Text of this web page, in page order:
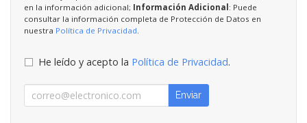
en la información adicional; Información Adicional : Puede
consultar la información completa de Protección de Datos en
nuestra Política de Privacidad
He leído y acepto la Política de Privacidad.
Enviar